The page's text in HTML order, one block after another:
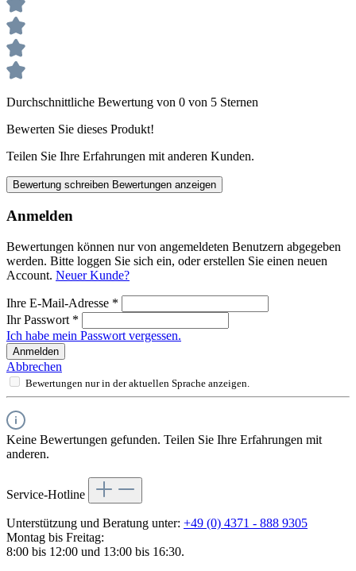
Durchschnittliche Bewertung von 0 von 5 Sternen
Bewerten Sie dieses Produkt!
Teilen Sie Ihre Erfahrungen mit anderen Kunden.
Bewertung schreiben Bewertungen anzeigen
Anmelden
Bewertungen können nur von angemeldeten Benutzern abgegeben
werden. Bitte loggen Sie sich ein, oder erstellen Sie einen neuen
Account. Neuer Kunde?
Ihre E-Mail-Adresse *
Ihr Passwort *
Ich habe mein Passwort vergessen.
Anmelden
Abbrechen
Bewertungen nur in der aktuellen Sprache anzeigen.
Keine Bewertungen gefunden. Teilen Sie Ihre Erfahrungen mit
anderen.
Service-Hotline
Unterstützung und Beratung unter: +49 (0) 4371 - 888 9305
Montag bis Freitag:
8:00 bis 12:00 und 13:00 bis 16:30.